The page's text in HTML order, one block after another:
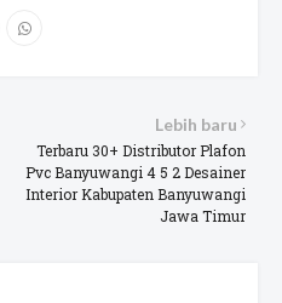
Lebih baru
Terbaru 30+ Distributor Plafon
Pvc Banyuwangi 4 5 2 Desainer
Interior Kabupaten Banyuwangi
Jawa Timur